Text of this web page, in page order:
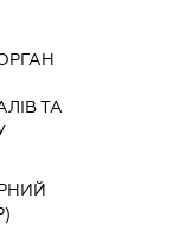
ТА